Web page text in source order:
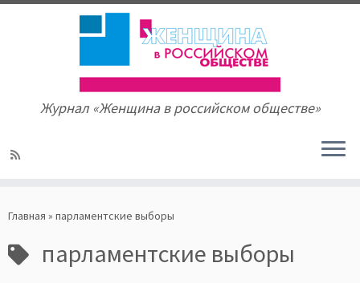
to
Журнал «Женщина в российском обществе»
Главная » парламентские выборы
парламентские выборы